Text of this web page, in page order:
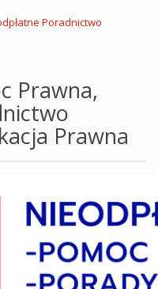
Poradnictwo
Prawna,
Prawna